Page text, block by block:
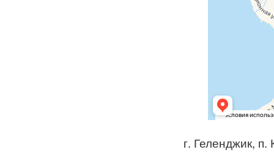
г. Геленджик,